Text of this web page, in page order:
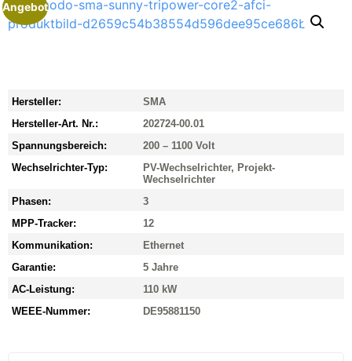
Angebot
Hersteller:
SMA
Hersteller-Art. Nr.:
202724-00.01
Spannungsbereich:
200 – 1100 Volt
Wechselrichter-Typ:
PV-Wechselrichter, Projekt-
Wechselrichter
Phasen:
3
MPP-Tracker:
12
Kommunikation:
Ethernet
Garantie:
5 Jahre
AC-Leistung:
110 kW
WEEE-Nummer:
DE95881150